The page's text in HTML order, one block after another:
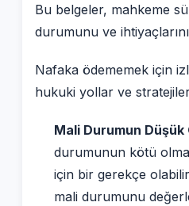
Bu belgeler, mahkeme
durumunu ve
Nafaka ödememek için
hukuki yollar ve
Mali Durumun Düşük
durumunun kötü
için bir gerekçe
mali durumunu